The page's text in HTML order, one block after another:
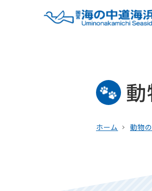
ホーム 動物